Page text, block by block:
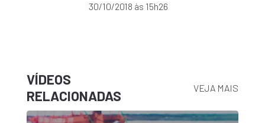
30/10/2018 às 15h26
VÍDEOS
RELACIONADAS
VEJA MAIS